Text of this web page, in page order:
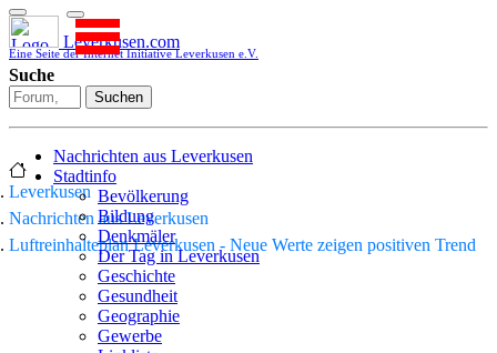
Leverkusen.com
Eine Seite der Internet Initiative Leverkusen e.V.
Suche
Suchen
Nachrichten aus Leverkusen
Stadtinfo
Bevölkerung
Bildung
Denkmäler
Der Tag in Leverkusen
Geschichte
Gesundheit
Geographie
Gewerbe
Leverkusen
Nachrichten aus Leverkusen
Luftreinhalteplan Leverkusen - Neue Werte zeigen positiven Trend